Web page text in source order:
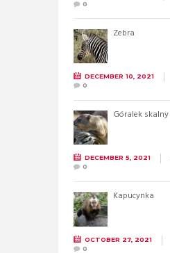
0
Zebra
DECEMBER 10, 2021
0
Góralek skalny
DECEMBER 5, 2021
0
Kapucynka
OCTOBER 27, 2021
0